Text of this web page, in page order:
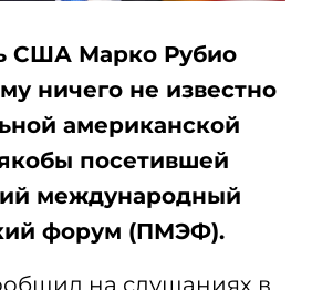
США Марко Рубио
ничего не известно
американской
посетившей
международный
форум (ПМЭФ).
на слушаниях в